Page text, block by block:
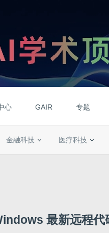
心 GAIR 专题
金融科技 医疗科技
最新远程